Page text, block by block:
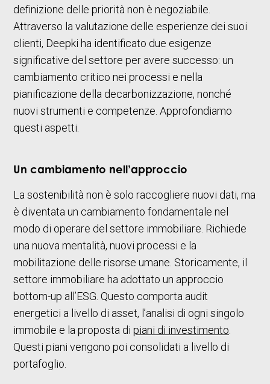
definizione delle priorità non è negoziabile.
Attraverso la valutazione delle esperienze dei suoi
clienti, Deepki ha identificato due esigenze
significative del settore per avere successo: un
cambiamento critico nei processi e nella
pianificazione della decarbonizzazione, nonché
nuovi strumenti e competenze. Approfondiamo
questi aspetti.
Un cambiamento nell’approccio
La sostenibilità non è solo raccogliere nuovi dati, ma
è diventata un cambiamento fondamentale nel
modo di operare del settore immobiliare. Richiede
una nuova mentalità, nuovi processi e la
mobilitazione delle risorse umane. Storicamente, il
settore immobiliare ha adottato un approccio
bottom-up all’ESG. Questo comporta audit
energetici a livello di asset, l’analisi di ogni singolo
immobile e la proposta di piani di investimento
Questi piani vengono poi consolidati a livello di
portafoglio.